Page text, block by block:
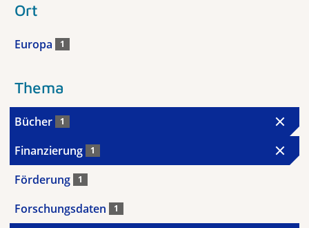
Ort
Europa 1
Thema
Bücher 1
Finanzierung 1
Förderung 1
Forschungsdaten 1